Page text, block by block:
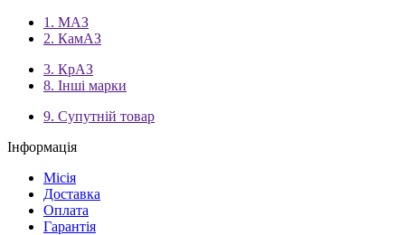
1. МАЗ
2. КамАЗ
3. КрАЗ
8. Інші марки
9. Супутній товар
Інформація
Місія
Доставка
Оплата
Гарантія